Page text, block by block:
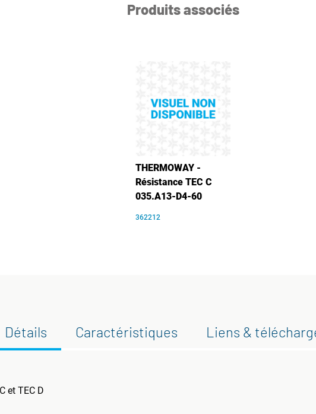
Produits associés
THERMOWAY -
Résistance TEC C
035.A13-D4-60
362212
Détails Caractéristiques Liens &
et TEC D